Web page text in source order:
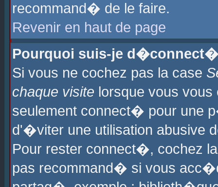
recommand� de le faire.
Revenir en haut de page
Pourquoi suis-je
Si vous ne cochez pas la case
chaque visite lorsque vous
seulement connect� pour une
d'�viter une utilisation abusive
Pour rester connect�, cochez
pas recommand� si vous